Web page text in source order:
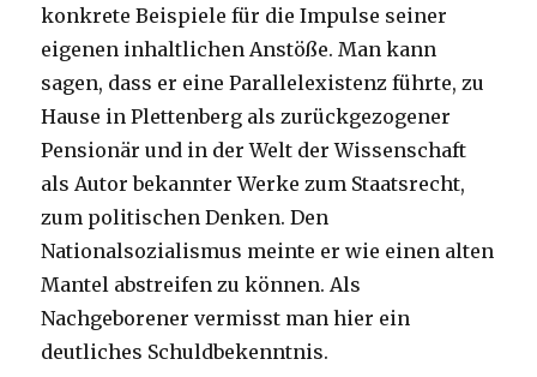
konkrete Beispiele für die Impulse seiner
eigenen inhaltlichen Anstöße. Man kann
sagen, dass er eine Parallelexistenz führte, zu
Hause in Plettenberg als zurückgezogener
Pensionär und in der Welt der Wissenschaft
als Autor bekannter Werke zum Staatsrecht,
zum politischen Denken. Den
Nationalsozialismus meinte er wie einen alten
Mantel abstreifen zu können. Als
Nachgeborener vermisst man hier ein
deutliches Schuldbekenntnis.